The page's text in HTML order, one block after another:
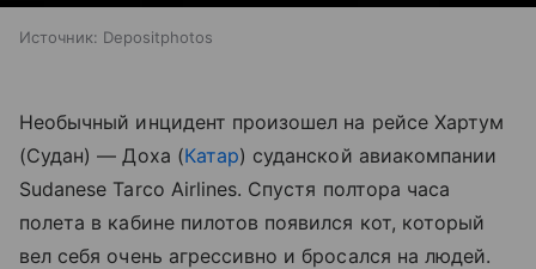
Источник: Depositphotos
Необычный инцидент произошел на рейсе Хартум
(Судан) — Доха (Катар) суданской авиакомпании
Sudanese Tarco Airlines. Спустя полтора часа
полета в кабине пилотов появился кот, который
вел себя очень агрессивно и бросался на людей.